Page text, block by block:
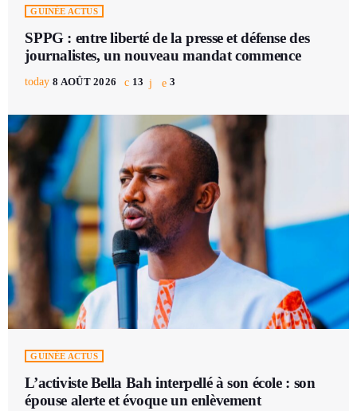
GUINÉE ACTUS
SPPG : entre liberté de la presse et défense des
journalistes, un nouveau mandat commence
today 8 AOÛT 2026 13 3
GUINÉE ACTUS
L’activiste Bella Bah interpellé à son école : son
épouse alerte et évoque un enlèvement